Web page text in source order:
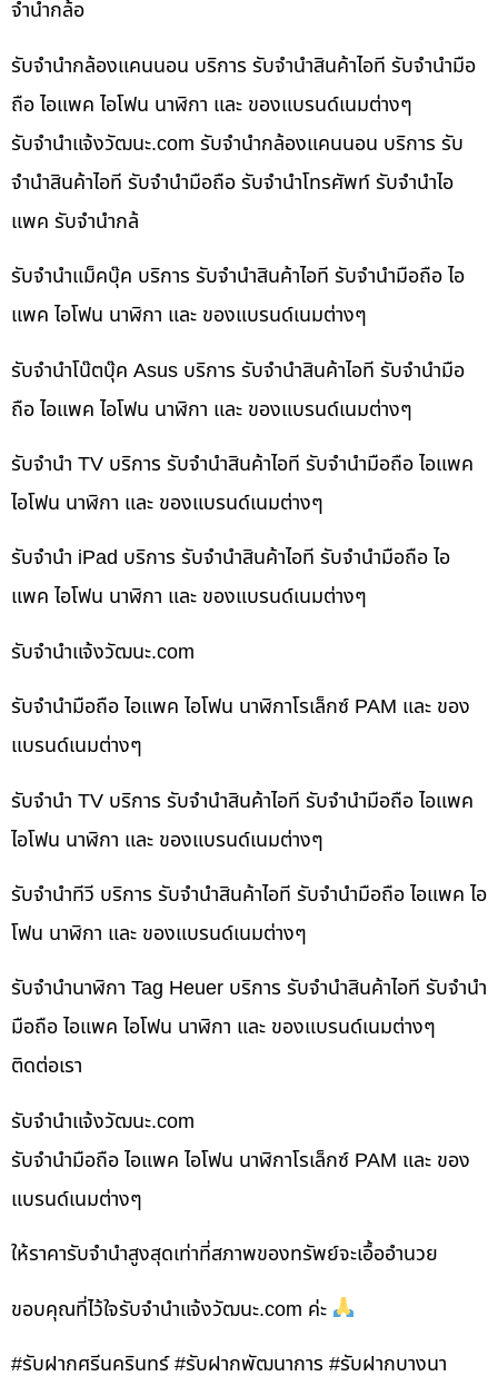
จำนำกล้อ
รับจำนำกล้องแคนนอน บริการ รับจำนำสินค้าไอที รับจำนำมือ
ถือ ไอแพค ไอโฟน นาฬิกา และ ของแบรนด์เนมต่างๆ
รับจํานําแจ้งวัฒนะ.com รับจำนำกล้องแคนนอน บริการ รับ
จำนำสินค้าไอที รับจำนำมือถือ รับจำนำโทรศัพท์ รับจำนำไอ
แพค รับจำนำกล้
รับจำนำแม็คบุ๊ค บริการ รับจำนำสินค้าไอที รับจำนำมือถือ ไอ
แพค ไอโฟน นาฬิกา และ ของแบรนด์เนมต่างๆ
รับจำนำโน๊ตบุ๊ค Asus บริการ รับจำนำสินค้าไอที รับจำนำมือ
ถือ ไอแพค ไอโฟน นาฬิกา และ ของแบรนด์เนมต่างๆ
รับจำนำ TV บริการ รับจำนำสินค้าไอที รับจำนำมือถือ ไอแพค
ไอโฟน นาฬิกา และ ของแบรนด์เนมต่างๆ
รับจำนำ iPad บริการ รับจำนำสินค้าไอที รับจำนำมือถือ ไอ
แพค ไอโฟน นาฬิกา และ ของแบรนด์เนมต่างๆ
รับจํานําแจ้งวัฒนะ.com
รับจำนำมือถือ ไอแพค ไอโฟน นาฬิกาโรเล็กซ์ PAM และ ของ
แบรนด์เนมต่างๆ
รับจำนำ TV บริการ รับจำนำสินค้าไอที รับจำนำมือถือ ไอแพค
ไอโฟน นาฬิกา และ ของแบรนด์เนมต่างๆ
รับจำนำทีวี บริการ รับจำนำสินค้าไอที รับจำนำมือถือ ไอแพค ไอ
โฟน นาฬิกา และ ของแบรนด์เนมต่างๆ
รับจำนำนาฬิกา Tag Heuer บริการ รับจำนำสินค้าไอที รับจำนำ
มือถือ ไอแพค ไอโฟน นาฬิกา และ ของแบรนด์เนมต่างๆ
ติดต่อเรา
รับจํานําแจ้งวัฒนะ.com
รับจำนำมือถือ ไอแพค ไอโฟน นาฬิกาโรเล็กซ์ PAM และ ของ
แบรนด์เนมต่างๆ
ให้ราคารับจำนำสูงสุดเท่าที่สภาพของทรัพย์จะเอื้ออำนวย
ขอบคุณที่ไว้ใจรับจำนำแจ้งวัฒนะ.com ค่ะ
#รับฝากศรีนครินทร์ #รับฝากพัฒนาการ #รับฝากบางนา